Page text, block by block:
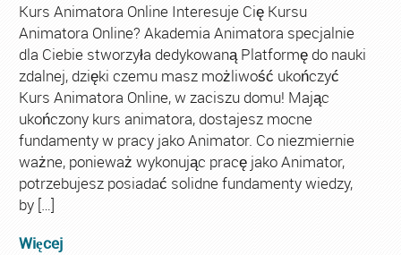
Kurs Animatora Online Interesuje Cię Kursu
Animatora Online? Akademia Animatora specjalnie
dla Ciebie stworzyła dedykowaną Platformę do nauki
zdalnej, dzięki czemu masz możliwość ukończyć
Kurs Animatora Online, w zaciszu domu! Mając
ukończony kurs animatora, dostajesz mocne
fundamenty w pracy jako Animator. Co niezmiernie
ważne, ponieważ wykonując pracę jako Animator,
potrzebujesz posiadać solidne fundamenty wiedzy,
by […]
Więcej